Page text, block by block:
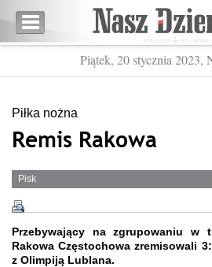
Piątek, 20 stycznia 2023,
Piłka nożna
Remis Rakowa
Pisk
Przebywający na zgrupowaniu w
Rakowa Częstochowa zremisowali
z Olimpiją Lublana.